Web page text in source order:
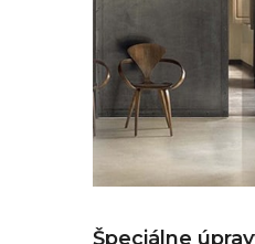
Špeciálne